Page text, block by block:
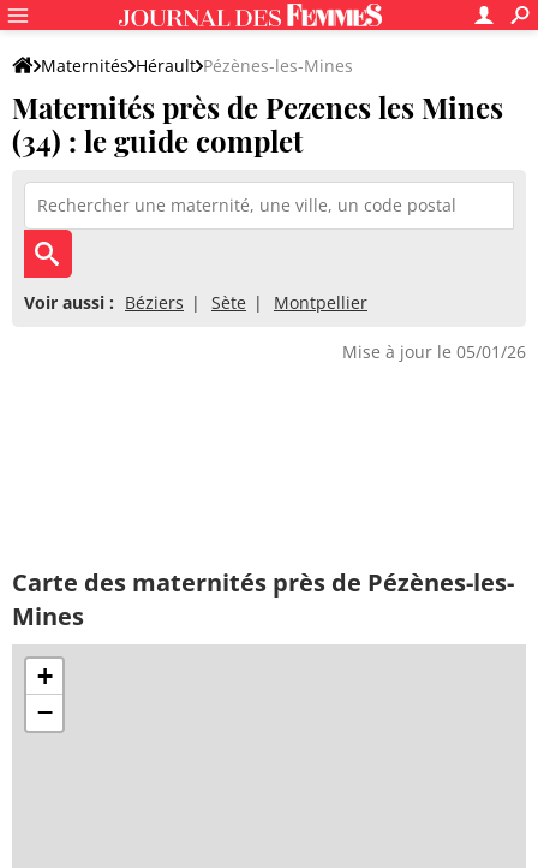
Maternités Hérault Pézènes-les-Mines
Maternités près de Pezenes les Mines
(34) : le guide complet
Voir aussi : Béziers Sète Montpellier
Mise à jour le 05/01/26
Carte des maternités près de Pézènes-les-
Mines
+
−